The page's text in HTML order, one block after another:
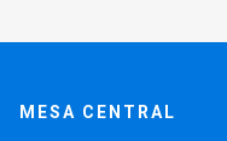
MESA CENTRAL